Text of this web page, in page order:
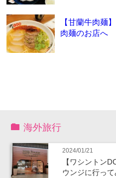
【甘蘭牛肉麺
肉麺のお店へ
海外旅行
2024/01/21
【ワシントン
ウンジに行って